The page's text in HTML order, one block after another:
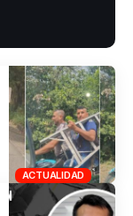
ACTUALIDAD